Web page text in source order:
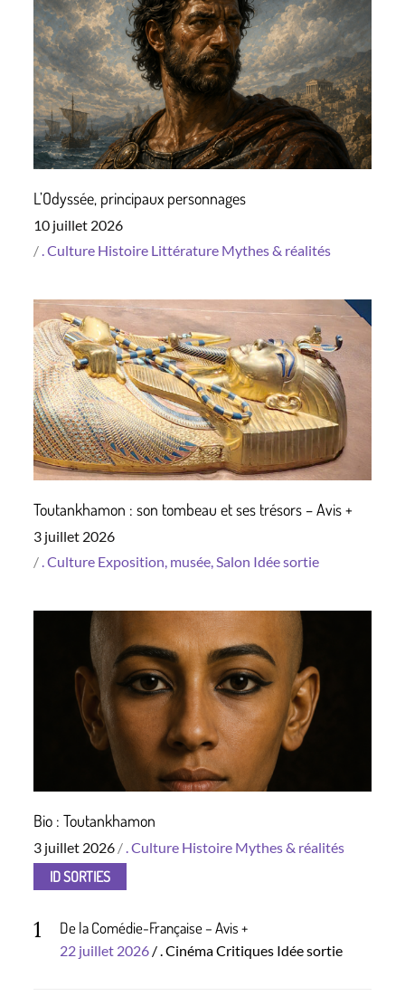
L’Odyssée, principaux personnages
Posted
on
10 juillet 2026
.Culture Histoire Littérature Mythes & réalités
Toutankhamon : son tombeau et ses trésors – Avis +
Posted
on
3 juillet 2026
.Culture Exposition, musée, Salon Idée sortie
Bio : Toutankhamon
Posted
3 juillet 2026 .Culture Histoire Mythes & réalités
ID SORTIES
1 De la Comédie-Française – Avis +
Posted
22 juillet 2026 .CinémaCritiques Idée sortie